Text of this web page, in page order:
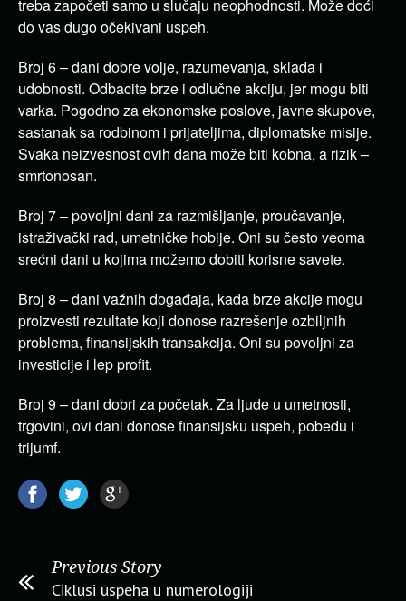
treba započeti samo u slučaju neophodnosti. Može doći
do vas dugo očekivani uspeh.
Broj 6 – dani dobre volje, razumevanja, sklada i
udobnosti. Odbacite brze i odlučne akciju, jer mogu biti
varka. Pogodno za ekonomske poslove, javne skupove,
sastanak sa rodbinom i prijateljima, diplomatske misije.
Svaka neizvesnost ovih dana može biti kobna, a rizik –
smrtonosan.
Broj 7 – povoljni dani za razmišljanje, proučavanje,
istraživački rad, umetničke hobije. Oni su često veoma
srećni dani u kojima možemo dobiti korisne savete.
Broj 8 – dani važnih događaja, kada brze akcije mogu
proizvesti rezultate koji donose razrešenje ozbiljnih
problema, finansijskih transakcija. Oni su povoljni za
investicije i lep profit.
Broj 9 – dani dobri za početak. Za ljude u umetnosti,
trgovini, ovi dani donose finansijsku uspeh, pobedu i
trijumf.
Previous Story
Ciklusi uspeha u numerologiji